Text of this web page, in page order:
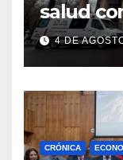
salud
nuevas
4 DE
CRÓNICA